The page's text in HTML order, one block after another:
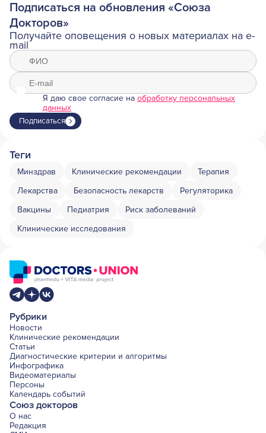
Подписаться на обновления «Союза
Докторов»
Получайте оповещения о новых материалах на e-
mail
Я даю свое согласие на обработку персональных
данных
Подписаться
Теги
Минздрав Клинические рекомендации
Терапия
Лекарства
Безопасность лекарств
Регуляторика
Вакцины
Педиатрия
Риск заболеваний
Клинические исследования
Рубрики
Новости
Клинические рекомендации
Статьи
Диагностические критерии и алгоритмы
Инфографика
Видеоматериалы
Персоны
Календарь событий
Союз докторов
О нас
Редакция